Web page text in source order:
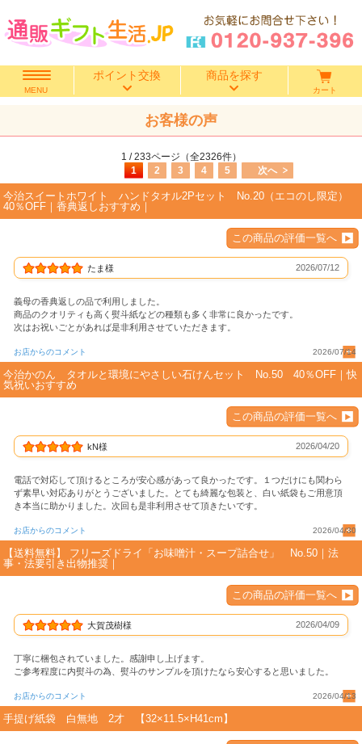
MENU
ポイント交換 商品を探す
出産内祝い
結婚引き出物
出産祝い
結婚祝い
初盆・新盆
お中元
プレゼント
長寿のお祝い
カート
お客様の声
1 / 233ページ（全2326件）
1
2 3 4 5 次へ
今治スイートホワイト ハンドタオル2Pセット No.20（エコのし限定）
40％OFF｜香典返しおすすめ｜
この商品の評価一覧へ
たま様 2026/07/12
義母の香典返しの品で利用しました。
商品のクオリティも高く熨斗紙などの種類も多く非常に良かったです。
次はお祝いごとがあれば是非利用させていただきます。
お店からのコメント 2026/07/14
今治かのん タオルと環境にやさしい石けんセット No.50 40％OFF｜快
気祝いおすすめ
この商品の評価一覧へ
kN様 2026/04/20
電話で対応して頂けるところが安心感があって良かったです。１つだけにも関わら
ず素早い対応ありがとうございました。とても綺麗な包装と、白い紙袋もご用意頂
き本当に助かりました。次回も是非利用させて頂きたいです。
お店からのコメント 2026/04/30
【送料無料】 フリーズドライ「お味噌汁・スープ詰合せ」 No.50｜法
事・法要引き出物推奨｜
この商品の評価一覧へ
大賀茂樹様 2026/04/09
丁寧に梱包されていました。感謝申し上げます。
ご参考程度に内熨斗の為、熨斗のサンプルを頂けたなら安心すると思いました。
お店からのコメント 2026/04/13
手提げ紙袋 白無地 2才 【32×11.5×H41cm】